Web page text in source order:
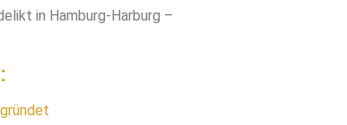
in Hamburg-Harburg –